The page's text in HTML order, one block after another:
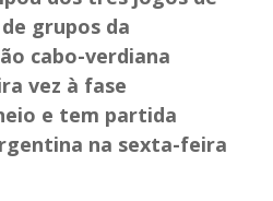
grupos da
cabo-verdiana
vez à fase
e tem partida
na sexta-feira